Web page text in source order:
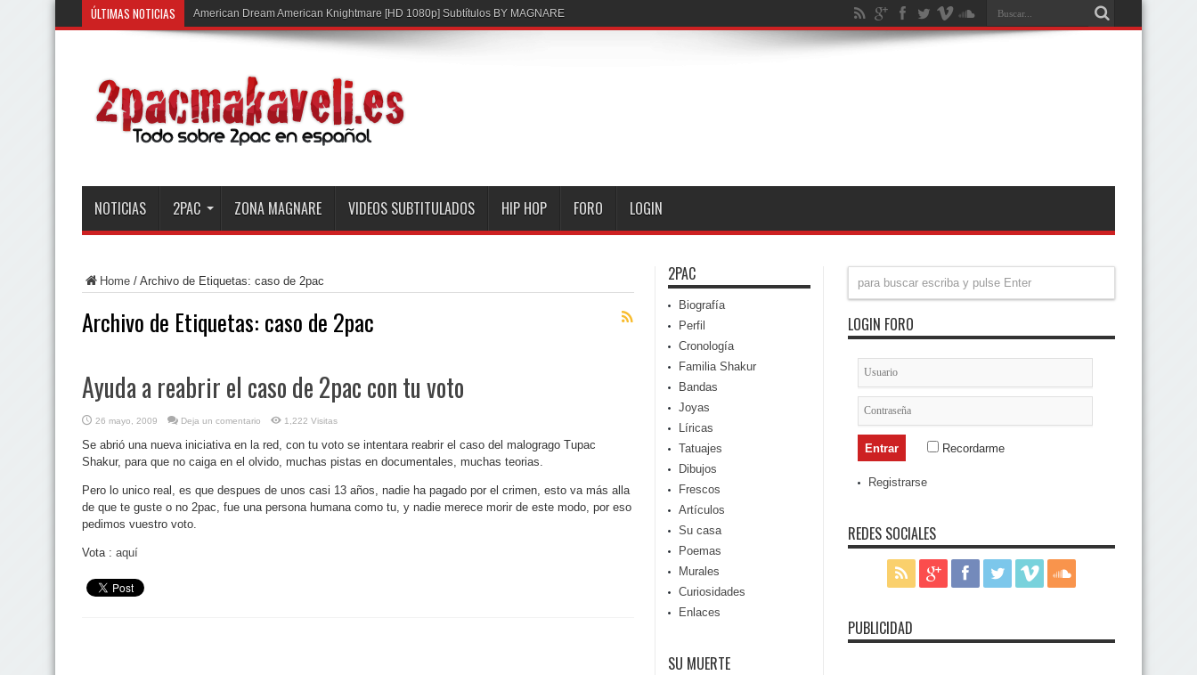
ÚLTIMAS NOTICIAS American Dream American Knightmare [HD 1080p] Subtítulos BY MAGNARE
NOTICIAS 2PAC ZONA MAGNARE VIDEOS SUBTITULADOS HIP HOP FORO LOGIN
Home / Archivo de Etiquetas: caso de 2pac
Archivo de Etiquetas: caso de 2pac
Ayuda a reabrir el caso de 2pac con tu voto
26 mayo, 2009 Deja un comentario 1,222 Visitas
Se abrió una nueva iniciativa en la red, con tu voto se intentara reabrir el caso del malogrago Tupac
Shakur, para que no caiga en el olvido, muchas pistas en documentales, muchas teorias.
Pero lo unico real, es que despues de unos casi 13 años, nadie ha pagado por el crimen, esto va más alla
de que te guste o no 2pac, fue una persona humana como tu, y nadie merece morir de este modo, por eso
pedimos vuestro voto.
Vota : aquí
2PAC
Biografía
Perfil
Cronología
Familia Shakur
Bandas
Joyas
Líricas
Tatuajes
Dibujos
Frescos
Artículos
Su casa
Poemas
Murales
Curiosidades
Enlaces
SU MUERTE
LOGIN FORO
Recordarme
Registrarse
REDES SOCIALES
PUBLICIDAD